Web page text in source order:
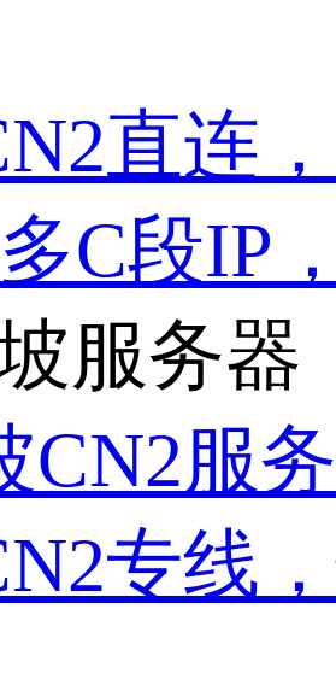
直连
C段IP
服务器
CN2服
专线